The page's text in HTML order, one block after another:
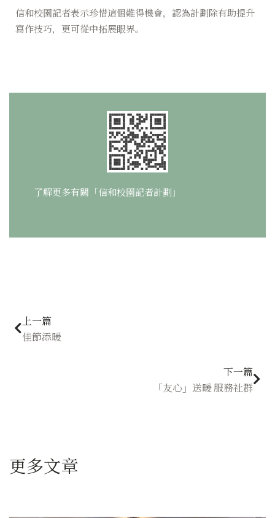
信和校園記者表示珍惜這個難得機會，認為計劃除有助提升
寫作技巧，更可從中拓展眼界。
了解更多有關「信和校園記者計劃」
上一頁
上一篇
佳節添暖
下一篇
「友心」送暖 服務社群
更多文章